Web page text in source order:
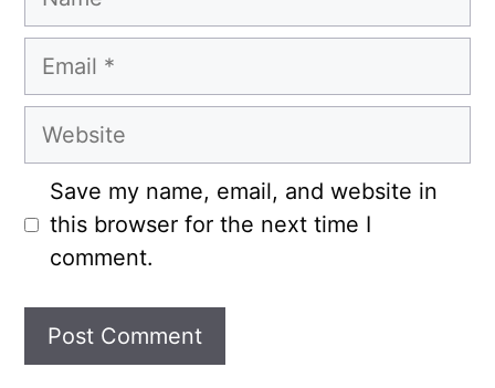
Email
Website
Save my name, email, and website in
this browser for the next time I
comment.